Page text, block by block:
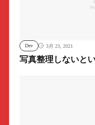
Dev 3月 23, 2021
写真整理しないと